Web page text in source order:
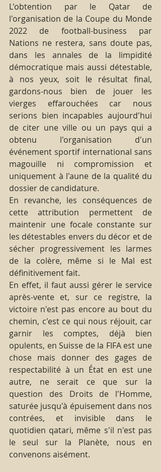
L'obtention par le Qatar de
l'organisation de la Coupe du Monde
2022 de football-business par
Nations ne restera, sans doute pas,
dans les annales de la limpidité
démocratique mais aussi détestable,
à nos yeux, soit le résultat final,
gardons-nous bien de jouer les
vierges effarouchées car nous
serions bien incapables aujourd'hui
de citer une ville ou un pays qui a
obtenu l'organisation d'un
événement sportif international sans
magouille ni compromission et
uniquement à l'aune de la qualité du
dossier de candidature.
En revanche, les conséquences de
cette attribution permettent de
maintenir une focale constante sur
les détestables envers du décor et de
sécher progressivement les larmes
de la colère, même si le Mal est
définitivement fait.
En effet, il faut aussi gérer le service
après-vente et, sur ce registre, la
victoire n'est pas encore au bout du
chemin, c'est ce qui nous réjouit, car
garnir les comptes, déjà bien
opulents, en Suisse de la FIFA est une
chose mais donner des gages de
respectabilité à un État en est une
autre, ne serait ce que sur la
question des Droits de l'Homme,
saturée jusqu'à épuisement dans nos
contrées, et invisible dans le
quotidien qatari, même s'il n'est pas
le seul sur la Planète, nous en
convenons aisément.